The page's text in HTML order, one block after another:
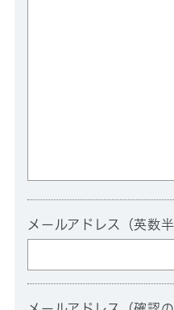
メールアドレス（英数半